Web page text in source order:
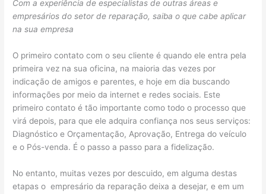
Com a experiência de especialistas de outras áreas e
empresários do setor de reparação, saiba o que cabe aplicar
na sua empresa
O primeiro contato com o seu cliente é quando ele entra pela
primeira vez na sua oficina, na maioria das vezes por
indicação de amigos e parentes, e hoje em dia buscando
informações por meio da internet e redes sociais. Este
primeiro contato é tão importante como todo o processo que
virá depois, para que ele adquira confiança nos seus serviços:
Diagnóstico e Orçamentação, Aprovação, Entrega do veículo
e o Pós-venda. É o passo a passo para a fidelização.
No entanto, muitas vezes por descuido, em alguma destas
etapas o empresário da reparação deixa a desejar, e em um